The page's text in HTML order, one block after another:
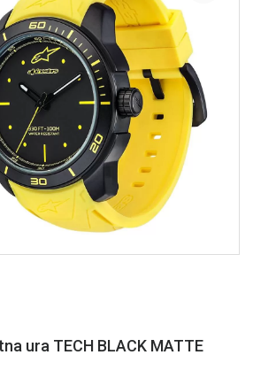
ura TECH BLACK MATTE